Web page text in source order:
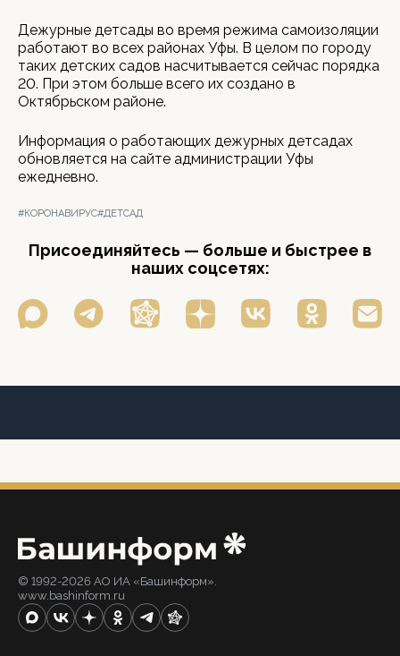
Дежурные детсады во время режима самоизоляции
работают во всех районах Уфы. В целом по городу
таких детских садов насчитывается сейчас порядка
20. При этом больше всего их создано в
Октябрьском районе.
Информация о работающих дежурных детсадах
обновляется на сайте администрации Уфы
ежедневно.
#КОРОНАВИРУС#ДЕТСАД
Присоединяйтесь — больше и быстрее в
наших соцсетях:
© 1992-2026 АО ИА «Башинформ».
www.bashinform.ru